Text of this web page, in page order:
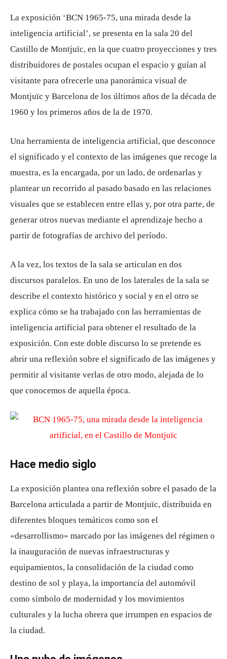
La exposición ‘BCN 1965-75, una mirada desde la
inteligencia artificial’, se presenta en la sala 20 del
Castillo de Montjuïc, en la que cuatro proyecciones y tres
distribuidores de postales ocupan el espacio y guían al
visitante para ofrecerle una panorámica visual de
Montjuïc y Barcelona de los últimos años de la década de
1960 y los primeros años de la de 1970.
Una herramienta de inteligencia artificial, que desconoce
el significado y el contexto de las imágenes que recoge la
muestra, es la encargada, por un lado, de ordenarlas y
plantear un recorrido al pasado basado en las relaciones
visuales que se establecen entre ellas y, por otra parte, de
generar otros nuevas mediante el aprendizaje hecho a
partir de fotografías de archivo del período.
A la vez, los textos de la sala se articulan en dos
discursos paralelos. En uno de los laterales de la sala se
describe el contexto histórico y social y en el otro se
explica cómo se ha trabajado con las herramientas de
inteligencia artificial para obtener el resultado de la
exposición. Con este doble discurso lo se pretende es
abrir una reflexión sobre el significado de las imágenes y
permitir al visitante verlas de otro modo, alejada de lo
que conocemos de aquella época.
Hace medio siglo
La exposición plantea una reflexión sobre el pasado de la
Barcelona articulada a partir de Montjuïc, distribuida en
diferentes bloques temáticos como son el
«desarrollismo» marcado por las imágenes del régimen o
la inauguración de nuevas infraestructuras y
equipamientos, la consolidación de la ciudad como
destino de sol y playa, la importancia del automóvil
como símbolo de modernidad y los movimientos
culturales y la lucha obrera que irrumpen en espacios de
la ciudad.